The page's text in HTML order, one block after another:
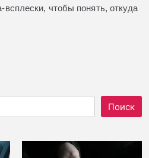
всплески, чтобы понять, откуда
Поиск